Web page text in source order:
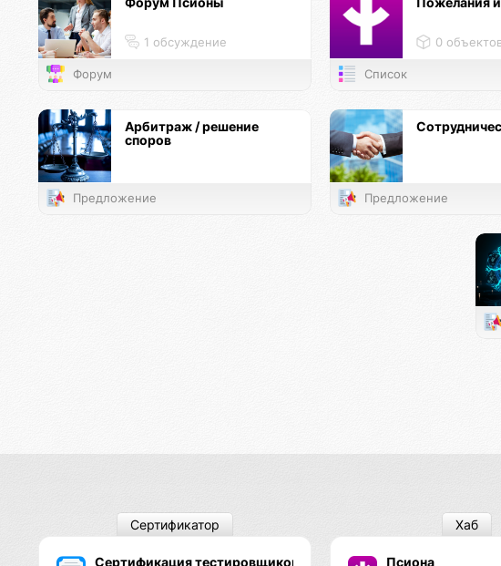
1 обсуждение
Форум
0
Список
Арбитраж / решение
споров
Предложение Предложение
Сертификация тестировщиков Псионы
Сертификатор
Псиона
Хаб